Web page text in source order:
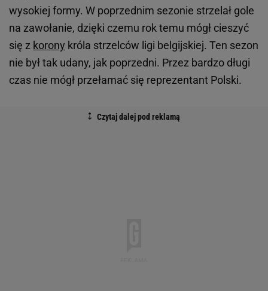
wysokiej formy. W poprzednim sezonie strzelał gole
na zawołanie, dzięki czemu rok temu mógł cieszyć
się z korony króla strzelców ligi belgijskiej. Ten sezon
nie był tak udany, jak poprzedni. Przez bardzo długi
czas nie mógł przełamać się reprezentant Polski.